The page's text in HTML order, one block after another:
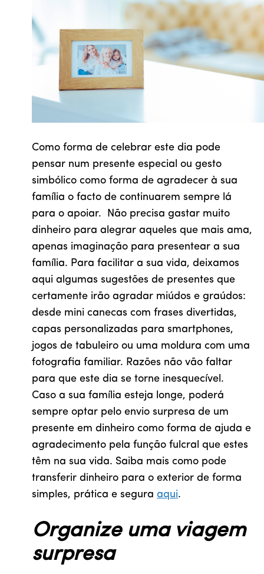
Como forma de celebrar este dia pode
pensar num presente especial ou gesto
simbólico como forma de agradecer à sua
família o facto de continuarem sempre lá
para o apoiar. Não precisa gastar muito
dinheiro para alegrar aqueles que mais ama,
apenas imaginação para presentear a sua
família. Para facilitar a sua vida, deixamos
aqui algumas sugestões de presentes que
certamente irão agradar miúdos e graúdos:
desde mini canecas com frases divertidas,
capas personalizadas para smartphones,
jogos de tabuleiro ou uma moldura com uma
fotografia familiar. Razões não vão faltar
para que este dia se torne inesquecível.
Caso a sua família esteja longe, poderá
sempre optar pelo envio surpresa de um
presente em dinheiro como forma de ajuda e
agradecimento pela função fulcral que estes
têm na sua vida. Saiba mais como pode
transferir dinheiro para o exterior de forma
simples, prática e segura aqui.
Organize uma viagem
surpresa